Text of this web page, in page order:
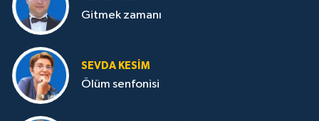
Gitmek zamanı
SEVDA KESİM
Ölüm senfonisi